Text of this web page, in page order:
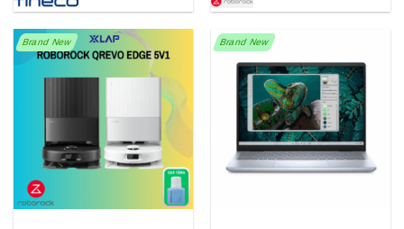
Brand New Brand New